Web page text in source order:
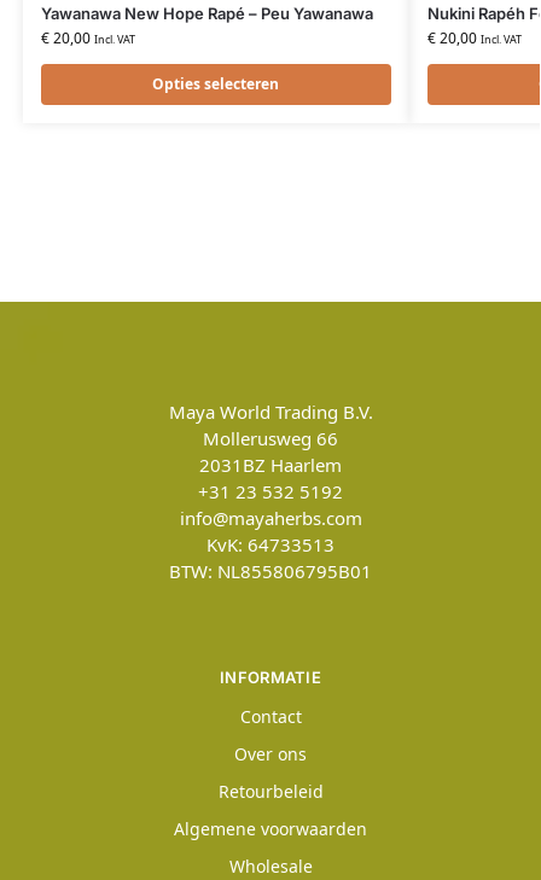
Yawanawa New Hope Rapé – Peu Yawanawa
€20,00 Incl. VAT
Opties selecteren
Nukini Rapéh
€20,00 Incl. VAT
Maya World Trading B.V.
Mollerusweg 66
2031BZ Haarlem
+31 23 532 5192
info@mayaherbs.com
KvK: 64733513
BTW: NL855806795B01
INFORMATIE
Contact
Over ons
Retourbeleid
Algemene voorwaarden
Wholesale